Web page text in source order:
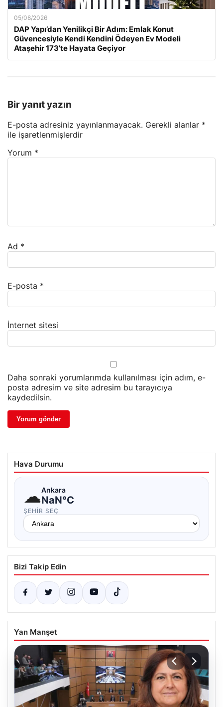
05/08/2026
DAP Yapı’dan Yenilikçi Bir Adım: Emlak Konut
Güvencesiyle Kendi Kendini Ödeyen Ev Modeli
Ataşehir 173’te Hayata Geçiyor
Bir yanıt yazın
E-posta adresiniz yayınlanmayacak. Gerekli alanlar *
ile işaretlenmişlerdir
Yorum *
Ad *
E-posta *
İnternet sitesi
Daha sonraki yorumlarımda kullanılması için adım, e-
posta adresim ve site adresim bu tarayıcıya
kaydedilsin.
Hava Durumu
☁Ankara
NaN°C
ŞEHIR SEÇ
Bizi Takip Edin
Yan Manşet